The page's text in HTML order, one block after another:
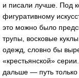
и писали лучше. Под
фигуративному
это можно было
трупы, восковые
одежд, словно бы
«крестьянской»
дальше — путь